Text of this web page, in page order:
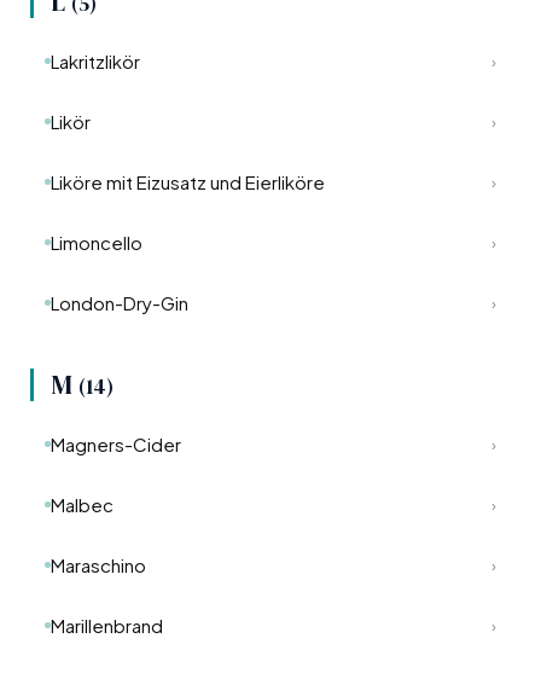
Lakritzlikör ›
Likör ›
Liköre mit Eizusatz und Eierliköre ›
Limoncello ›
London-Dry-Gin ›
M (14)
Magners-Cider ›
Malbec ›
Maraschino ›
Marillenbrand ›